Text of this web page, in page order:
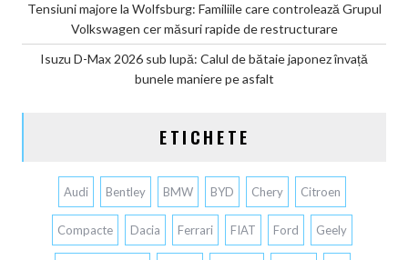
Tensiuni majore la Wolfsburg: Familiile care controlează Grupul
Volkswagen cer măsuri rapide de restructurare
Isuzu D-Max 2026 sub lupă: Calul de bătaie japonez învață
bunele maniere pe asfalt
ETICHETE
Audi Bentley BMW BYD Chery Citroen
Compacte Dacia Ferrari FIAT Ford Geely